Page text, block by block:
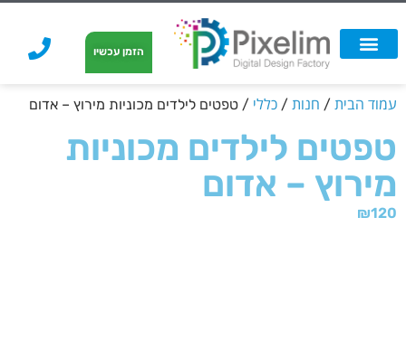
הזמן עכשיו
עמוד הבית / חנות / כללי / טפטים לילדים מכוניות מירוץ – אדום
טפטים לילדים מכוניות
מירוץ – אדום
₪120